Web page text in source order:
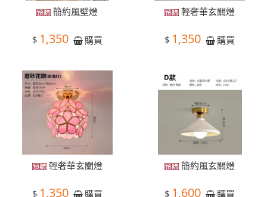
簡約風壁燈
$ 1,350 購買
輕奢華玄關燈
$ 1,350 購買
輕奢華玄關燈
$ 1,350 購買
簡約風玄關燈
$ 1,600 購買